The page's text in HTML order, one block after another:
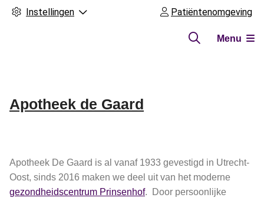
Instellingen Patiëntenomgeving
Apotheek de Gaard
Hoofdmenu
Menu
Apotheek De Gaard is al vanaf 1933 gevestigd in Utrecht-
Oost, sinds 2016 maken we deel uit van het moderne
gezondheidscentrum Prinsenhof. Door persoonlijke